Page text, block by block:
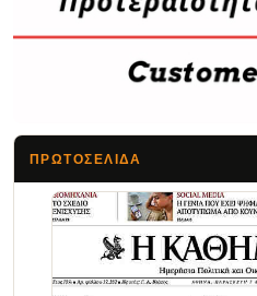
ΠΡΩΤΟΣΈΛΙΔΑ